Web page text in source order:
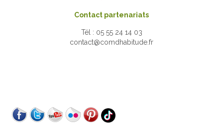
Contact partenariats
Tél : 05 55 24 14 03
contact@comdhabitude.fr